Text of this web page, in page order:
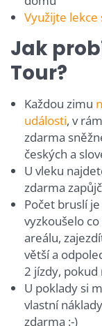
Využijte
Jak
Tour?
Každou zimu
události, v
zdarma
českých a
U vleku
zdarma
Počet bruslí
vyzkoušelo
areálu,
větší a
2 jízdy, pokud
U poklady si
vlastní
zdarma :-)